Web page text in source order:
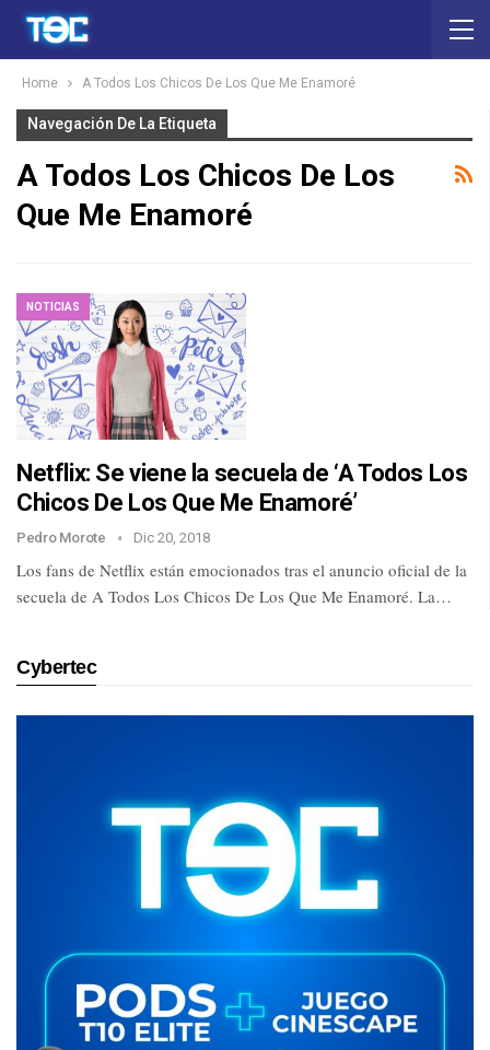
Home A Todos Los Chicos De Los Que Me Enamoré
Navegación De La Etiqueta
A Todos Los Chicos De Los
Que Me Enamoré
NOTICIAS
Netflix: Se viene la secuela de ‘A Todos Los
Chicos De Los Que Me Enamoré’
Pedro Morote Dic 20, 2018
Los fans de Netflix están emocionados tras el anuncio oficial de la
secuela de A Todos Los Chicos De Los Que Me Enamoré. La…
Cybertec